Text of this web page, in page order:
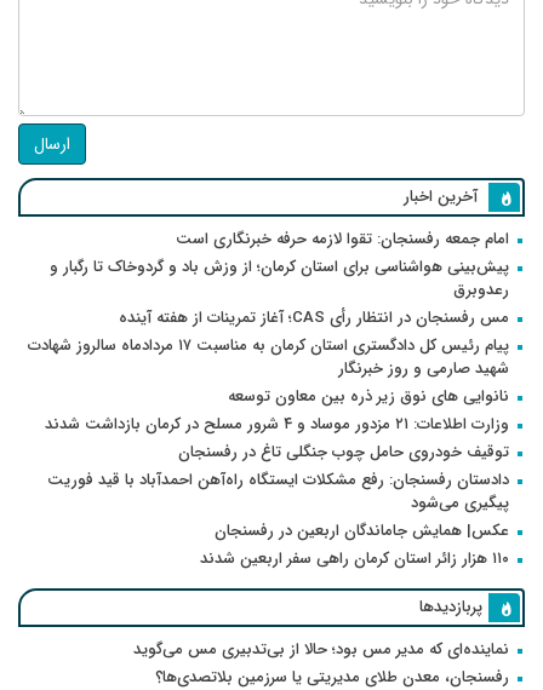
ارسال
آخرین اخبار
امام جمعه رفسنجان: تقوا لازمه حرفه خبرنگاری است
پیش‌بینی هواشناسی برای استان کرمان؛ از وزش باد و گردوخاک تا رگبار و
رعدوبرق
مس رفسنجان در انتظار رأی CAS؛ آغاز تمرینات از هفته آینده
پیام رئیس کل دادگستری استان کرمان به مناسبت ۱۷ مردادماه سالروز شهادت
شهید صارمی و روز خبرنگار
نانوایی های نوق زیر ذره بین معاون توسعه
وزارت اطلاعات: ۲۱ مزدور موساد و ۴ شرور مسلح در کرمان بازداشت شدند
توقیف خودروی حامل چوب جنگلی تاغ در رفسنجان
دادستان رفسنجان: رفع مشکلات ایستگاه راه‌آهن احمدآباد با قید فوریت
پیگیری می‌شود
عکس| همایش جاماندگان اربعین در رفسنجان
۱۱۰ هزار زائر استان کرمان راهی سفر اربعین شدند
پربازدیدها
نماینده‌ای که مدیر مس بود؛ حالا از بی‌تدبیری مس می‌گوید
رفسنجان، معدن طلای مدیریتی یا سرزمین بلاتصدی‌ها؟